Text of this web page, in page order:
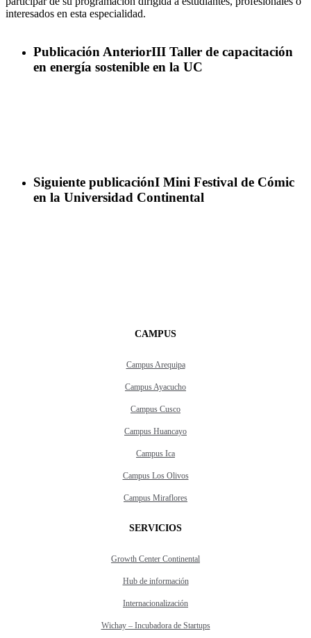
interesados en esta especialidad.
Publicación AnteriorIII Taller de capacitación
en energía sostenible en la UC
Siguiente publicaciónI Mini Festival de Cómic
en la Universidad Continental
CAMPUS
Campus Arequipa
Campus Ayacucho
Campus Cusco
Campus Huancayo
Campus Ica
Campus Los Olivos
Campus Miraflores
SERVICIOS
Growth Center Continental
Hub de información
Internacionalización
Wichay – Incubadora de Startups